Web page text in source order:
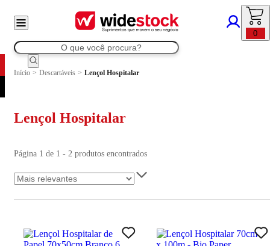
0
Início > Descartáveis > Lençol Hospitalar
Lençol Hospitalar
Página 1 de 1 - 2 produtos encontrados